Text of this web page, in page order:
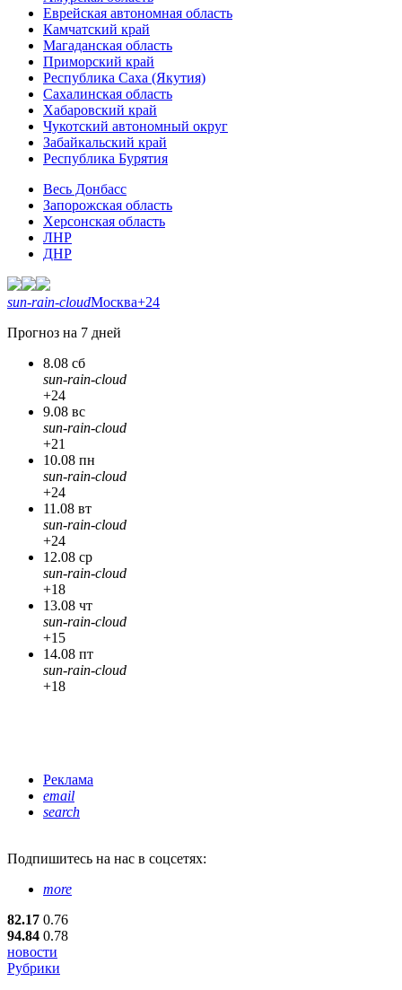
Еврейская автономная область
Камчатский край
Магаданская область
Приморский край
Республика Саха (Якутия)
Сахалинская область
Хабаровский край
Чукотский автономный округ
Забайкальский край
Республика Бурятия
Весь Донбасс
Запорожская область
Херсонская область
ЛНР
ДНР
sun-rain-cloudМосква+24
Прогноз на 7 дней
8.08 сб
sun-rain-cloud
+24
9.08 вс
sun-rain-cloud
+21
10.08 пн
sun-rain-cloud
+24
11.08 вт
sun-rain-cloud
+24
12.08 ср
sun-rain-cloud
+18
13.08 чт
sun-rain-cloud
+15
14.08 пт
sun-rain-cloud
+18
Реклама
email
search
Подпишитесь на нас в соцсетях:
more
82.17 0.76
94.84 0.78
новости
Рубрики